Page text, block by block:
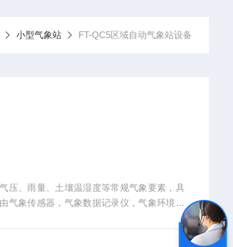
小型气象站 FT-QC5区域自动气象站设备
压、雨量、土壤温湿度等常规气象要素，具
气象传感器，气象数据记录仪，气象环境监